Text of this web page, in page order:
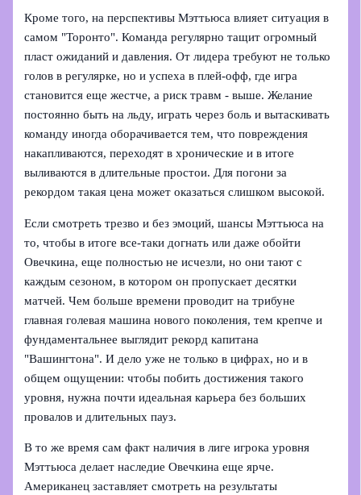
Кроме того, на перспективы Мэттьюса влияет ситуация в
самом "Торонто". Команда регулярно тащит огромный
пласт ожиданий и давления. От лидера требуют не только
голов в регулярке, но и успеха в плей‑офф, где игра
становится еще жестче, а риск травм - выше. Желание
постоянно быть на льду, играть через боль и вытаскивать
команду иногда оборачивается тем, что повреждения
накапливаются, переходят в хронические и в итоге
выливаются в длительные простои. Для погони за
рекордом такая цена может оказаться слишком высокой.
Если смотреть трезво и без эмоций, шансы Мэттьюса на
то, чтобы в итоге все‑таки догнать или даже обойти
Овечкина, еще полностью не исчезли, но они тают с
каждым сезоном, в котором он пропускает десятки
матчей. Чем больше времени проводит на трибуне
главная голевая машина нового поколения, тем крепче и
фундаментальнее выглядит рекорд капитана
"Вашингтона". И дело уже не только в цифрах, но и в
общем ощущении: чтобы побить достижения такого
уровня, нужна почти идеальная карьера без больших
провалов и длительных пауз.
В то же время сам факт наличия в лиге игрока уровня
Мэттьюса делает наследие Овечкина еще ярче.
Американец заставляет смотреть на результаты